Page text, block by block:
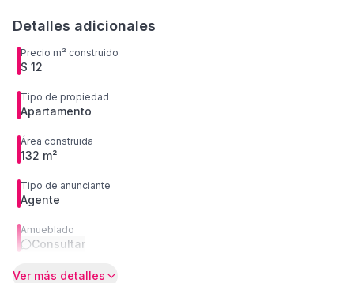
Detalles adicionales
Precio m² construido
$ 12
Tipo de propiedad
Apartamento
Área construida
132 m²
Tipo de anunciante
Agente
Amueblado
Consultar
Ver más detalles